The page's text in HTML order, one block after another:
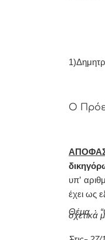
Ο
υπ’
έχει ως
Θέμα :
σχετικά